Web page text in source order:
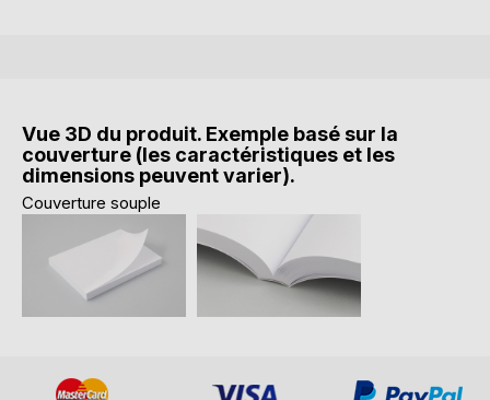
Vue 3D du produit. Exemple basé sur la
couverture (les caractéristiques et les
dimensions peuvent varier).
Couverture souple